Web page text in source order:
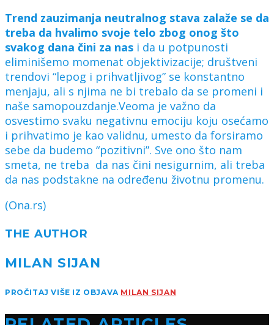
Trend zauzimanja neutralnog stava zalaže se da
treba da hvalimo svoje telo zbog onog što
svakog dana čini za nas i da u potpunosti
eliminišemo momenat objektivizacije; društveni
trendovi “lepog i prihvatljivog” se konstantno
menjaju, ali s njima ne bi trebalo da se promeni i
naše samopouzdanje.Veoma je važno da
osvestimo svaku negativnu emociju koju osećamo
i prihvatimo je kao validnu, umesto da forsiramo
sebe da budemo “pozitivni”. Sve ono što nam
smeta, ne treba da nas čini nesigurnim, ali treba
da nas podstakne na određenu životnu promenu.
(Ona.rs)
THE AUTHOR
MILAN SIJAN
PROČITAJ VIŠE IZ OBJAVA MILAN SIJAN